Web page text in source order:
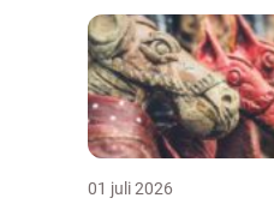
01 juli 2026